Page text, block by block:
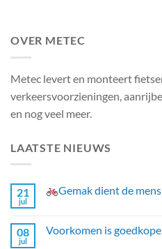
OVER METEC
Metec levert en monteert
verkeersvoorzieningen,
en nog veel meer.
LAATSTE NIEUWS
21
jul
Gemak dient de
08
jul
Voorkomen is